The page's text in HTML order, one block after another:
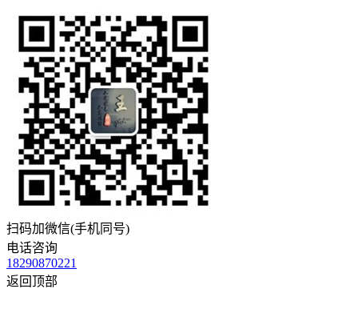
扫码加微信(手机同号)
电话咨询
18290870221
返回顶部